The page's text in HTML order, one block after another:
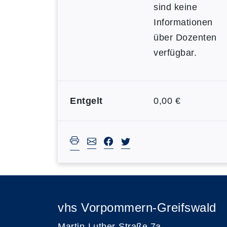
sind keine
Informationen
über Dozenten
verfügbar.
Entgelt 0,00 €
vhs Vorpommern-Greifswald